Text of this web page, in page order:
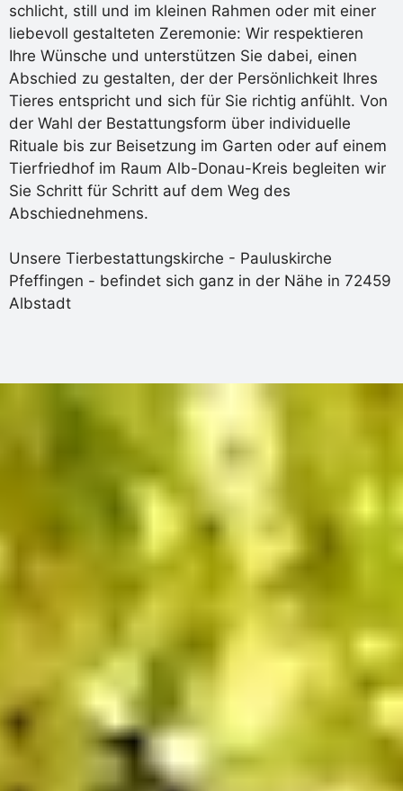
schlicht, still und im kleinen Rahmen oder mit einer
liebevoll gestalteten Zeremonie: Wir respektieren
Ihre Wünsche und unterstützen Sie dabei, einen
Abschied zu gestalten, der der Persönlichkeit Ihres
Tieres entspricht und sich für Sie richtig anfühlt. Von
der Wahl der Bestattungsform über individuelle
Rituale bis zur Beisetzung im Garten oder auf einem
Tierfriedhof im Raum Alb-Donau-Kreis begleiten wir
Sie Schritt für Schritt auf dem Weg des
Abschiednehmens.
Unsere Tierbestattungskirche - Pauluskirche
Pfeffingen - befindet sich ganz in der Nähe in 72459
Albstadt